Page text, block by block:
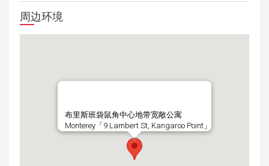
周边环境
布里斯班袋鼠角中心地带宽敞公寓
Monterey「9 Lambert St, Kangaroo Point」